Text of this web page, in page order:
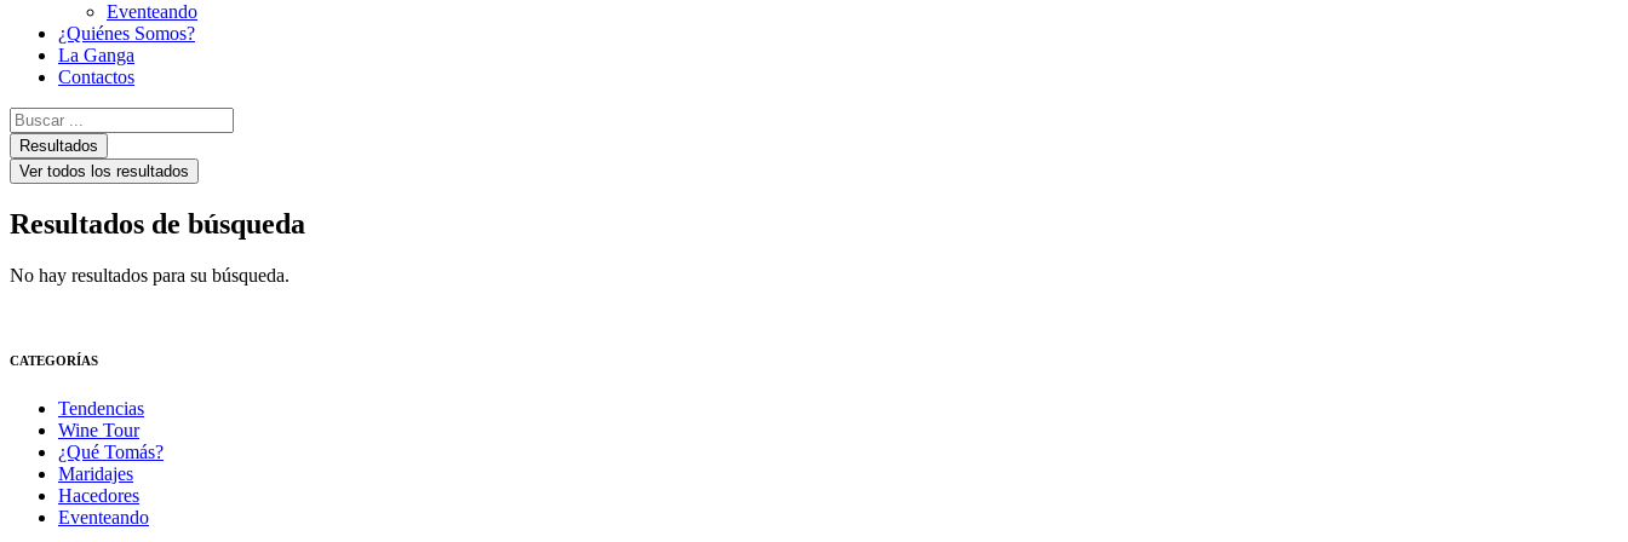
Eventeando
¿Quiénes Somos?
La Ganga
Contactos
Search
...Resultados
Ver todos los resultados
Resultados de búsqueda
No hay resultados para su búsqueda.
CATEGORÍAS
Tendencias
Wine Tour
¿Qué Tomás?
Maridajes
Hacedores
Eventeando